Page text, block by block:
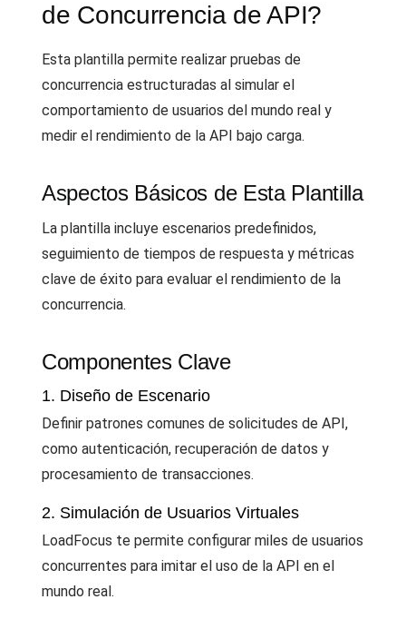
de Concurrencia de API?
Esta plantilla permite realizar pruebas de
concurrencia estructuradas al simular el
comportamiento de usuarios del mundo real y
medir el rendimiento de la API bajo carga.
Aspectos Básicos de Esta Plantilla
La plantilla incluye escenarios predefinidos,
seguimiento de tiempos de respuesta y métricas
clave de éxito para evaluar el rendimiento de la
concurrencia.
Componentes Clave
1. Diseño de Escenario
Definir patrones comunes de solicitudes de API,
como autenticación, recuperación de datos y
procesamiento de transacciones.
2. Simulación de Usuarios Virtuales
LoadFocus te permite configurar miles de usuarios
concurrentes para imitar el uso de la API en el
mundo real.